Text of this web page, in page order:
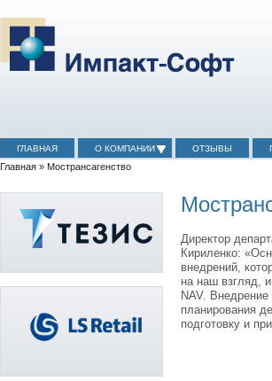
ГЛАВНАЯ О КОМПАНИИ ОТЗЫВЫ
Главная » Мострансагенство
Директор
Кириленко:
внедрений,
на наш взгляд,
NAV.
планирования
подготовку и